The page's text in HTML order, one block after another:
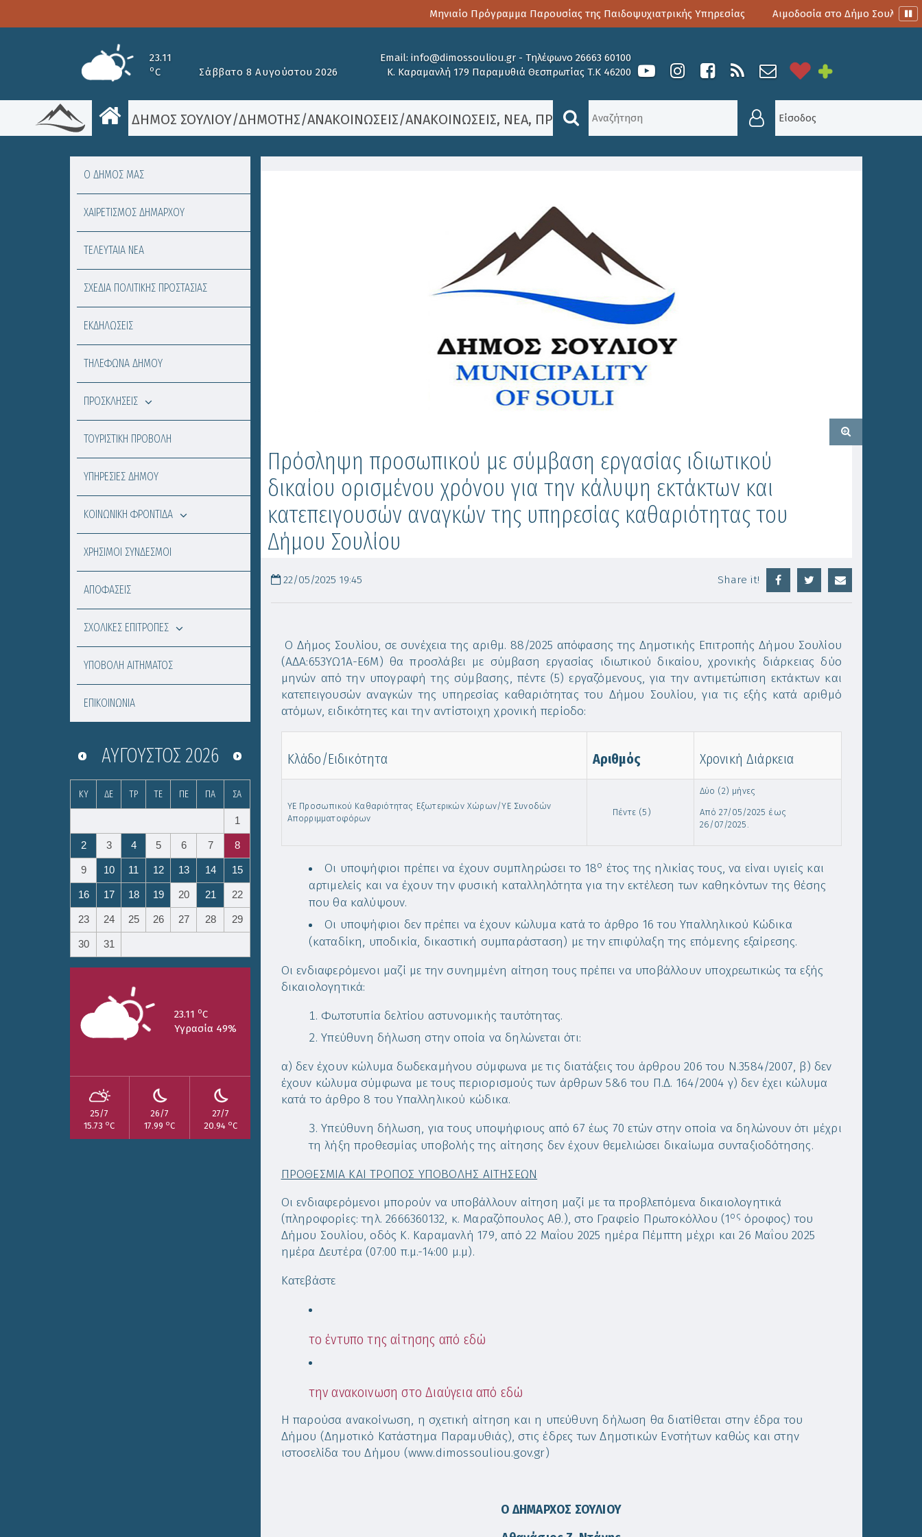
Μηνιαίο Πρόγραμμα Παρουσίας της Παιδοψυχιατρικής Υπηρεσίας Αιμοδοσία στο Δήμο Σουλίου
23.11
oC Σάββατο 8 Αυγούστου 2026
Email: info@dimossouliou.gr - Τηλέφωνο 26663 60100
Κ. Καραμανλή 179 Παραμυθιά Θεσπρωτίας Τ.Κ 46200
ΔΗΜΟΣ ΣΟΥΛΙΟΥ/ΔΗΜΟΤΗΣ/ΑΝΑΚΟΙΝΏΣΕΙΣ/ΑΝΑΚΟΙΝΏΣΕΙΣ, ΝΈΑ, ΠΡΟΚΗΡΎΞΕΙΣ - ΠΡΟΣΛΉΨΕΙΣ ΠΡΌΣΛΗΨΗ ΠΡΟΣΩΠΙΚΟΎ ΜΕ
Είσοδος
Πρόσληψη προσωπικού με σύμβαση εργασίας ιδιωτικού
δικαίου ορισμένου χρόνου για την κάλυψη εκτάκτων και
κατεπειγουσών αναγκών της υπηρεσίας καθαριότητας του
Δήμου Σουλίου
22/05/2025 19:45 Share it!
Ο Δήμος Σουλίου, σε συνέχεια της αριθμ. 88/2025 απόφασης της Δημοτικής Επιτροπής Δήμου Σουλίου
(ΑΔΑ:653YΩ1Α-Ε6Μ) θα προσλάβει με σύμβαση εργασίας ιδιωτικού δικαίου, χρονικής διάρκειας δύο
μηνών από την υπογραφή της σύμβασης, πέντε (5) εργαζόμενους, για την αντιμετώπιση εκτάκτων και
κατεπειγουσών αναγκών της υπηρεσίας καθαριότητας του Δήμου Σουλίου, για τις εξής κατά αριθμό
ατόμων, ειδικότητες και την αντίστοιχη χρονική περίοδο:
Κλάδο/Ειδικότητα Αριθμός Χρονική Διάρκεια
ΥΕ Προσωπικού Καθαριότητας Εξωτερικών Χώρων/ΥΕ Συνοδών
Απορριμματοφόρων
Πέντε (5)
Δύο (2) μήνες
Από 27/05/2025 έως
26/07/2025.
Οι υποψήφιοι πρέπει να έχουν συμπληρώσει το 18ο έτος της ηλικίας τους, να είναι υγιείς και
αρτιμελείς και να έχουν την φυσική καταλληλότητα για την εκτέλεση των καθηκόντων της θέσης
που θα καλύψουν.
Οι υποψήφιοι δεν πρέπει να έχουν κώλυμα κατά το άρθρο 16 του Υπαλληλικού Κώδικα
(καταδίκη, υποδικία, δικαστική συμπαράσταση) με την επιφύλαξη της επόμενης εξαίρεσης.
Οι ενδιαφερόμενοι μαζί με την συνημμένη αίτηση τους πρέπει να υποβάλλουν υποχρεωτικώς τα εξής
δικαιολογητικά:
Φωτοτυπία δελτίου αστυνομικής ταυτότητας.
Υπεύθυνη δήλωση στην οποία να δηλώνεται ότι:
α) δεν έχουν κώλυμα δωδεκαμήνου σύμφωνα με τις διατάξεις του άρθρου 206 του Ν.3584/2007, β) δεν
έχουν κώλυμα σύμφωνα με τους περιορισμούς των άρθρων 5&6 του Π.Δ. 164/2004 γ) δεν έχει κώλυμα
κατά το άρθρο 8 του Υπαλληλικού κώδικα.
Υπεύθυνη δήλωση, για τους υποψήφιους από 67 έως 70 ετών στην οποία να δηλώνουν ότι μέχρι
τη λήξη προθεσμίας υποβολής της αίτησης δεν έχουν θεμελιώσει δικαίωμα συνταξιοδότησης.
ΠΡΟΘΕΣΜΙΑ ΚΑΙ ΤΡΟΠΟΣ ΥΠΟΒΟΛΗΣ ΑΙΤΗΣΕΩΝ
Οι ενδιαφερόμενοι μπορούν να υποβάλλουν αίτηση μαζί με τα προβλεπόμενα δικαιολογητικά
(πληροφορίες: τηλ. 2666360132, κ. Μαραζόπουλος Αθ.), στο Γραφείο Πρωτοκόλλου (1 ος όροφος) του
Δήμου Σουλίου, οδός Κ. Καραμανλή 179, από 22 Μαΐου 2025 ημέρα Πέμπτη μέχρι και 26 Μαΐου 2025
ημέρα Δευτέρα (07:00 π.μ.-14:00 μ.μ).
Κατεβάστε
το έντυπο της αίτησης από εδώ
την ανακοινωση στο Διαύγεια από εδώ
Η παρούσα ανακοίνωση, η σχετική αίτηση και η υπεύθυνη δήλωση θα διατίθεται στην έδρα του
Δήμου (Δημοτικό Κατάστημα Παραμυθιάς), στις έδρες των Δημοτικών Ενοτήτων καθώς και στην
ιστοσελίδα του Δήμου (www.dimossouliou.gov.gr)
Ο ΔΗΜΑΡΧΟΣ ΣΟΥΛΙΟΥ
Ο ΔΗΜΟΣ ΜΑΣ
ΧΑΙΡΕΤΙΣΜΟΣ ΔΗΜΑΡΧΟΥ
ΤΕΛΕΥΤΑΙΑ ΝΕΑ
ΣΧΕΔΙΑ ΠΟΛΙΤΙΚΗΣ ΠΡΟΣΤΑΣΙΑΣ
ΕΚΔΗΛΩΣΕΙΣ
ΤΗΛΕΦΩΝΑ ΔΗΜΟΥ
ΠΡΟΣΚΛΗΣΕΙΣ
ΤΟΥΡΙΣΤΙΚΗ ΠΡΟΒΟΛΗ
ΥΠΗΡΕΣΙΕΣ ΔΗΜΟΥ
ΚΟΙΝΩΝΙΚΗ ΦΡΟΝΤΙΔΑ
ΧΡΗΣΙΜΟΙ ΣΥΝΔΕΣΜΟΙ
ΑΠΟΦΑΣΕΙΣ
ΣΧΟΛΙΚΕΣ ΕΠΙΤΡΟΠΕΣ
ΥΠΟΒΟΛΗ ΑΙΤΗΜΑΤΟΣ
ΕΠΙΚΟΙΝΩΝΙΑ
ΑΎΓΟΥΣΤΟΣ 2026
ΚΥ ΔΕ ΤΡ ΤΕ ΠΕ ΠΑ ΣΑ
1
2 3 4 5 6 7 8
9 10 11 12 13 14 15
16 17 18 19 20 21 22
23 24 25 26 27 28 29
30 31
23.11 oC
Υγρασία 49%
25/7
15.73 oC
26/7
17.99 oC
27/7
20.94 oC